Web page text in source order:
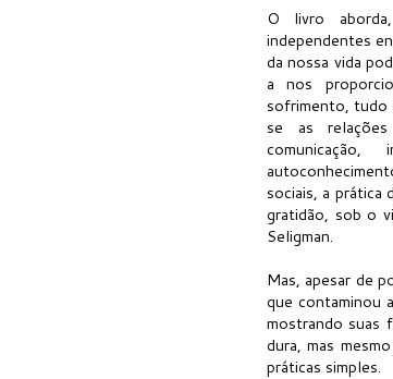
O livro
independentes
da nossa vida
a nos
sofrimento, tudo
se as
comunicação,
sociais, a prática
gratidão, sob o
Seligman.
Mas, apesar de
que contaminou
mostrando suas
dura, mas
práticas simples.